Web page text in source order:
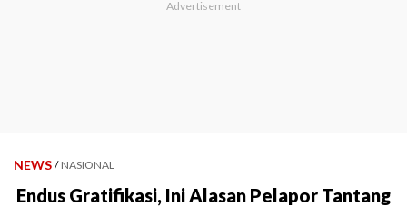
NEWS / NASIONAL
Endus Gratifikasi, Ini Alasan Pelapor Tantang